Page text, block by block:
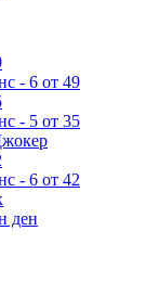
- 6 от 49
- 5 от 35
- 6 от 42
ден